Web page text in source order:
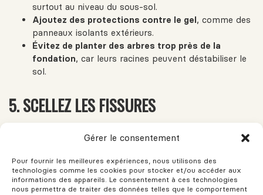
Gérer le consentement
Pour fournir les meilleures expériences, nous utilisons des
technologies comme les cookies pour stocker et/ou accéder aux
informations des appareils. Le consentement à ces technologies
nous permettra de traiter des données telles que le comportement
surtout au niveau du sous-sol.
Ajoutez des protections contre le gel, comme des
panneaux isolants extérieurs.
Évitez de planter des arbres trop près de la
fondation, car leurs racines peuvent déstabiliser le
sol.
5. SCELLEZ LES FISSURES
doivent jamais être ignorées. Une petite fissure peut
Petites fissures superficielles: vous pouvez les